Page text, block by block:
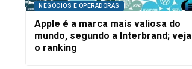
NEGÓCIOS E OPERADORAS
Apple é a marca mais valiosa do
mundo, segundo a Interbrand; veja
o ranking